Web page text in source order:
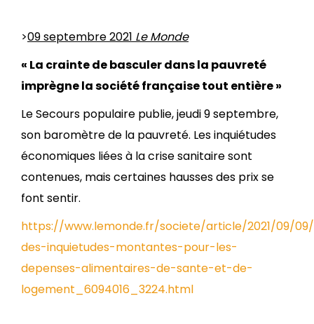
>09 septembre 2021 Le Monde
« La crainte de basculer dans la pauvreté
imprègne la société française tout entière »
Le Secours populaire publie, jeudi 9 septembre,
son baromètre de la pauvreté. Les inquiétudes
économiques liées à la crise sanitaire sont
contenues, mais certaines hausses des prix se
font sentir.
https://www.lemonde.fr/societe/article/2021/09/
des-inquietudes-montantes-pour-les-
depenses-alimentaires-de-sante-et-de-
logement_6094016_3224.html